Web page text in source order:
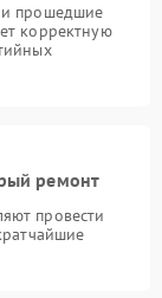
и прошедшие
корректную
ремонт
провести